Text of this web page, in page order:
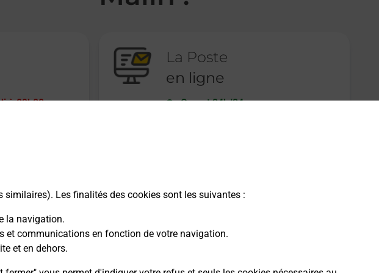
Les finalités des cookies sont les suivantes :
la navigation.
et communications en fonction de votre navigation.
et en dehors.
à 09h00
La Poste
en ligne
Ouvert 24h/24